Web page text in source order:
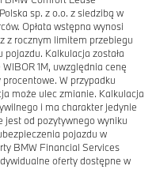
sp. z o.o. z siedzibą w
Opłata wstępna wynosi
z rocznym limitem przebiegu
Kalkulacja została
1M, uwzględnia cenę
W przypadku
może ulec zmianie. Kalkulacja
i ma charakter jedynie
jest od pozytywnego wyniku
pojazdu w
BMW Financial Services
oferty dostępne w